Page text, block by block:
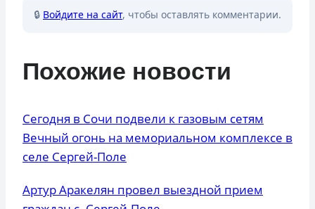
🔒 Войдите на сайт, чтобы оставлять комментарии.
Похожие новости
Сегодня в Сочи подвели к газовым сетям
Вечный огонь на мемориальном комплексе в
селе Сергей-Поле
Артур Аракелян провел выездной прием